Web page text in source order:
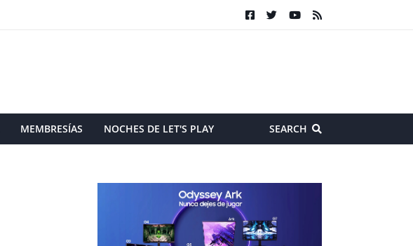
MEMBRESÍAS NOCHES DE LET'S PLAY SEARCH